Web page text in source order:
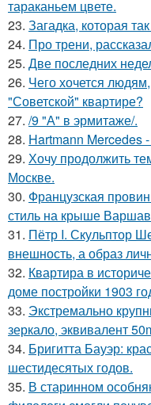
тараканьем цвете.
23. Загадка, которая
24. Про трени,
25. Две последних
26. Чего хочется
"Советской" квартире?
27. /9 "А" в эрмитаже/.
28. Hartmann Mercedes
29. Хочу продолжить
Москве.
30. Французская
стиль на крыше
31. Пётр I. Скульптор
внешность, а образ
32. Квартира в
доме постройки 1903
33. Экстремально
зеркало, эквивалент
34. Бригитта Бауэр:
шестидесятых годов.
35. В старинном